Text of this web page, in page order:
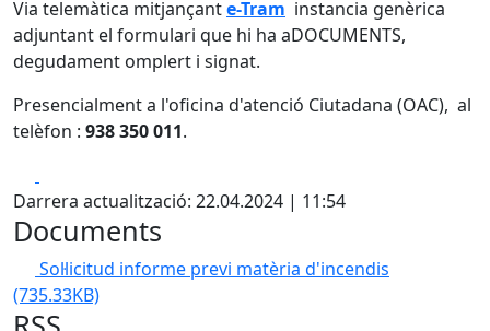
Via telemàtica mitjançante-Tram instancia genèrica
adjuntant el formulari que hi ha aDOCUMENTS,
degudament omplert i signat.
Presencialment a l'oficina d'atenció Ciutadana (OAC), al
telèfon : 938 350 011.
Darrera actualització: 22.04.2024 | 11:54
Documents
Sol·licitud informe previ matèria d'incendis
(735.33KB)